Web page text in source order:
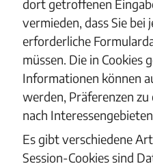
dort getroffenen
vermieden, dass Sie bei
erforderliche
müssen. Die in Cookies
Informationen können
werden, Präferenzen
nach
Es gibt verschiedene
Session-Cookies sind